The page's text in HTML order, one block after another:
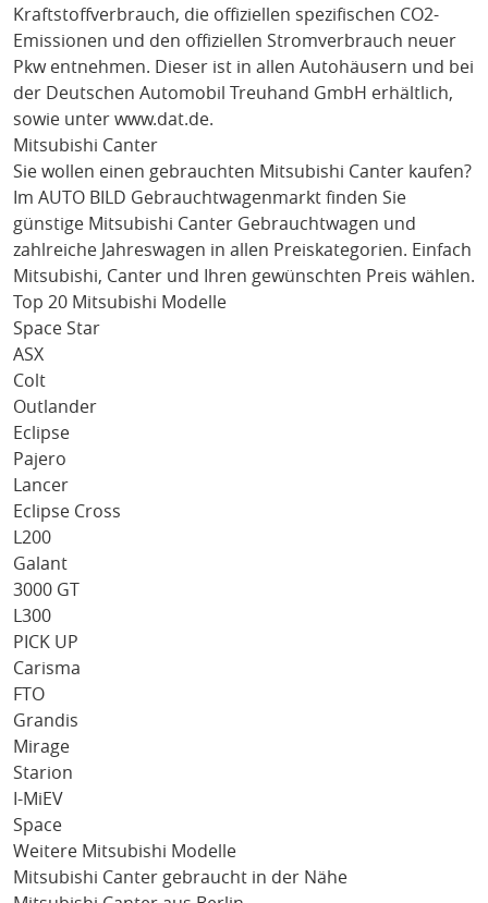
Kraftstoffverbrauch, die offiziellen spezifischen CO2-
Emissionen und den offiziellen Stromverbrauch neuer
Pkw entnehmen. Dieser ist in allen Autohäusern und bei
der Deutschen Automobil Treuhand GmbH erhältlich,
sowie unter www.dat.de.
Mitsubishi Canter
Sie wollen einen gebrauchten Mitsubishi Canter kaufen?
Im AUTO BILD Gebrauchtwagenmarkt finden Sie
günstige Mitsubishi Canter Gebrauchtwagen und
zahlreiche Jahreswagen in allen Preiskategorien. Einfach
Mitsubishi, Canter und Ihren gewünschten Preis wählen.
Top 20 Mitsubishi Modelle
Space Star
ASX
Colt
Outlander
Eclipse
Pajero
Lancer
Eclipse Cross
L200
Galant
3000 GT
L300
PICK UP
Carisma
FTO
Grandis
Mirage
Starion
I-MiEV
Space
Weitere Mitsubishi Modelle
Mitsubishi Canter gebraucht in der Nähe